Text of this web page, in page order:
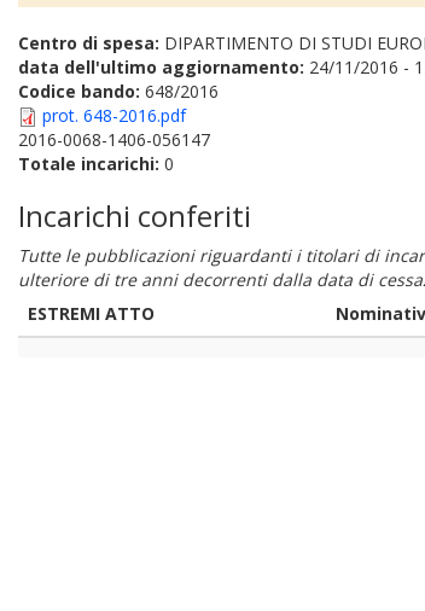
Centro di spesa: DIPARTIMENTO DI STUDI
data dell'ultimo aggiornamento: 24/11/2016 -
Codice bando: 648/2016
prot. 648-2016.pdf
2016-0068-1406-056147
Totale incarichi: 0
Incarichi conferiti
Tutte le pubblicazioni riguardanti i titolari di
ulteriore di tre anni decorrenti dalla data di
ESTREMI ATTO